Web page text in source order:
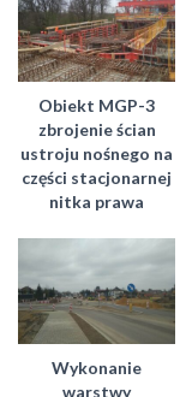
Obiekt MGP-3
zbrojenie ścian
ustroju nośnego na
części stacjonarnej
nitka prawa
Wykonanie
warstwy